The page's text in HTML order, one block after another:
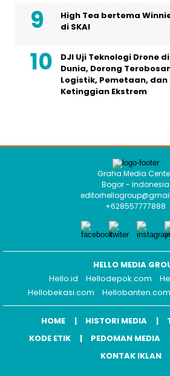
High Tea bertema
di SKAI
DJI Uji Teknologi Drone
Dunia, Dorong
Logistik, Pemetaan, dan
Ketinggian Ekstrem
Graha Media
Bogor - Indonesia
+628557777888
HELLO MEDIA
Hello.id
Hellodepok.com
Hellobekasi.com
Hellobanten.com
HOME HISTORI MEDIA
KODE ETIK
PEDOMAN MEDIA
KONTAK IKLAN